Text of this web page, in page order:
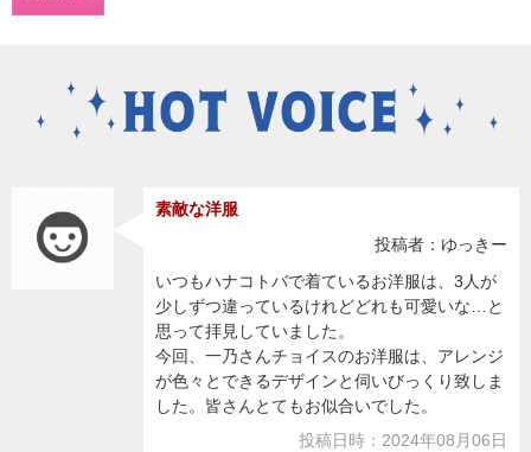
素敵な洋服
投稿者：ゆっきー
いつもハナコトバで着ているお洋服は、3人が
少しずつ違っているけれどどれも可愛いな…と
思って拝見していました。
今回、一乃さんチョイスのお洋服は、アレンジ
が色々とできるデザインと伺いびっくり致しま
した。皆さんとてもお似合いでした。
投稿日時：2024年08月06日